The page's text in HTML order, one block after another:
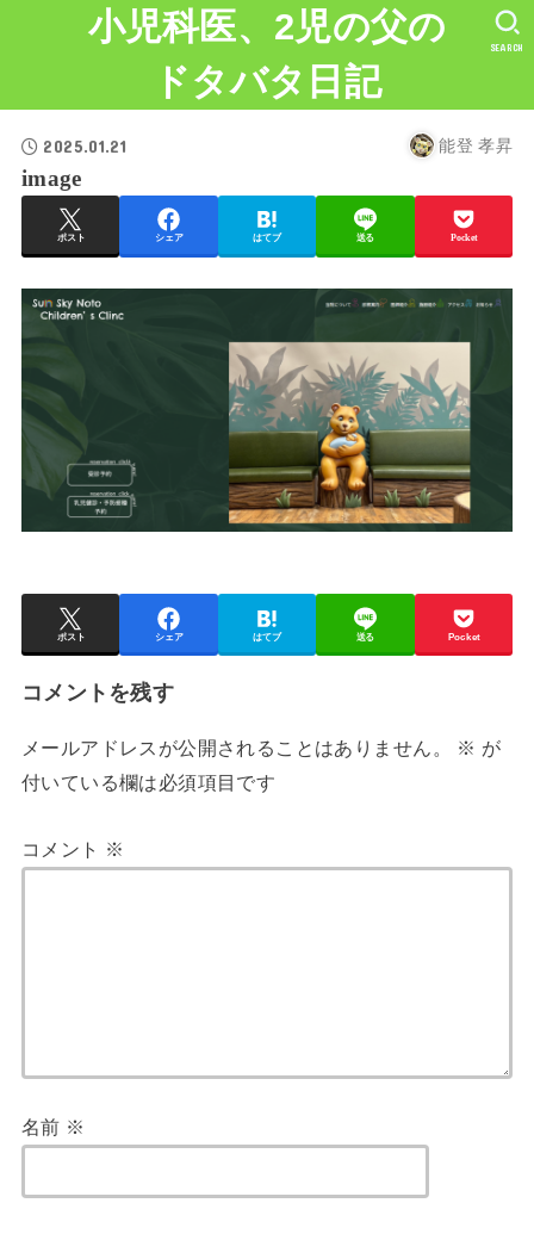
小児科医、2児の父の
ドタバタ日記
SEARCH
2025.01.21 能登 孝昇
image
ポスト シェア はてブ 送る Pocket
ポスト シェア はてブ 送る Pocket
コメントを残す
メールアドレスが公開されることはありません。 ※ が
付いている欄は必須項目です
コメント ※
名前 ※